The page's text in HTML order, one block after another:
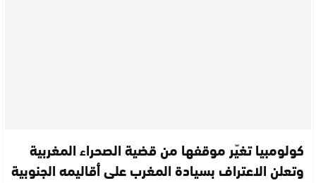
كولومبيا تغيّر موقفها من قضية الصحراء المغربية
وتعلن الاعتراف بسيادة المغرب على أقاليمه الجنوبية